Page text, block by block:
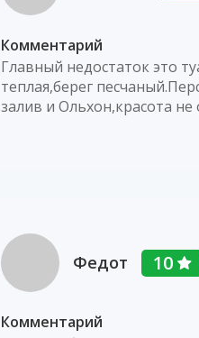
Комментарий
Главный недостаток это
теплая,берег
залив и Ольхон,красота не
Федот 10
Комментарий